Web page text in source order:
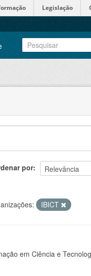
Legislação
por
IBICT
em Ciência e